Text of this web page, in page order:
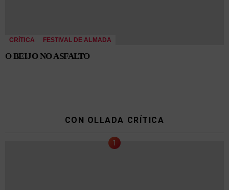
CRÍTICA FESTIVAL DE ALMADA
O BEIJO NO ASFALTO
CON OLLADA CRÍTICA